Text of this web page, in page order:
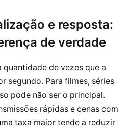
e resposta:
de verdade
quantidade de vezes que a
segundo. Para filmes, séries
pode não ser o principal.
rápidas e cenas com
taxa maior tende a reduzir